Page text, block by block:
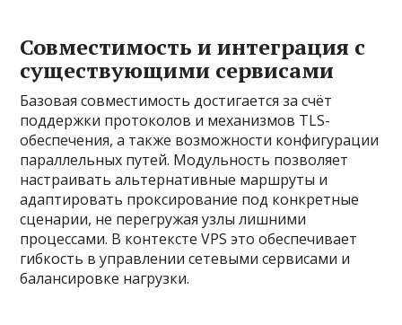
Совместимость и интеграция с
существующими сервисами
Базовая совместимость достигается за счёт
поддержки протоколов и механизмов TLS-
обеспечения, а также возможности конфигурации
параллельных путей. Модульность позволяет
настраивать альтернативные маршруты и
адаптировать проксирование под конкретные
сценарии, не перегружая узлы лишними
процессами. В контексте VPS это обеспечивает
гибкость в управлении сетевыми сервисами и
балансировке нагрузки.